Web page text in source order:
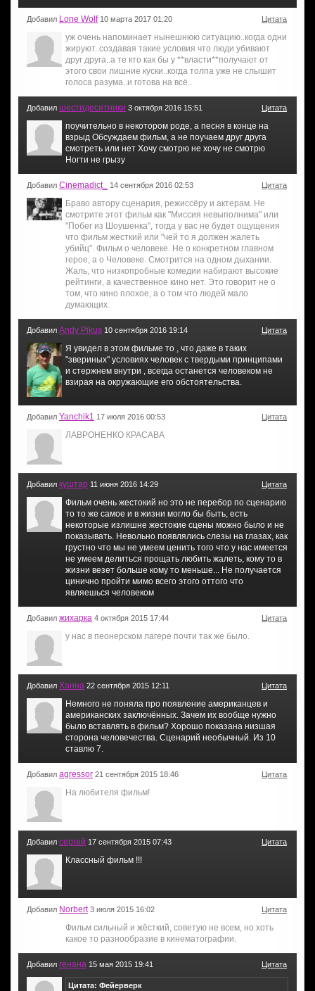
Добавил Lone Wolf10 марта 2017 01:20 Цитата
уж очень напоминает нынешнюю ситуацию..когда одни
жируют..создавая такие условия что люди убивают
друг друга..а те кто как бы у **власти**получают от
этого свои лишние куски..когда толпа уже не слышит
голоса разума..и готова на всё..
Добавил шестидесятники 3 октября 2016 15:51 Цитата
поучительно в некотором роде, а песня в конце на
взрыд Обсуждаем фильм, а не поучаем друг друга
смотреть или нет Хочу смотрю не хочу не смотрю
Ногти не грызу
Добавил Cinemadict_ 14 сентября 2016 02:53 Цитата
Браво автору сценария, режиссёру и актерам. Не
смотрите этот фильм как "Миссия невыполнима" или
"Побег из Шоушенка", тогда у вас не будет ощущения
что фильм жесткий или "чей то я должен жалеть
убийц". Фильм о человеке. Не о конкретном главном
герое, а о Человеке. Смотрится на одном дыхании.
Жаль, что низкопробные комедии набирают высокие
рейтинги, а качественное кино нет. Это говорит не о
том, что кино плохое, а о том что людей мало
думающих.
Добавил Andy Pikus 10 сентября 2016 19:14 Цитата
Я увидел в этом фильме то , что даже в таких
"звериных" условиях человек с твердыми принципами
и стержнем внутри , всегда останется человеком не
взирая на окружающие его обстоятельства.
Добавил Yanchik1 17 июля 2016 00:53 Цитата
ЛАВРОНЕНКО КРАСАВА
Добавил куштар 11 июня 2016 14:29 Цитата
Фильм очень жестокий но это не перебор по сценарию
то то же самое и в жизни могло бы быть, есть
некоторые излишне жестокие сцены можно было и не
показывать. Невольно появлялись слезы на глазах, как
грустно что мы не умеем ценить того что у нас имеется
не умеем делиться прощать любить жалеть, кому то в
жизни везет больше кому то меньше... Не получается
цинично пройти мимо всего этого оттого что
являешься человеком
Добавил жихарка 4 октября 2015 17:44 Цитата
у нас в пеонерском лагере почти так же было.
Добавил Ханна 22 сентября 2015 12:11 Цитата
Немного не поняла про появление американцев и
американских заключённых. Зачем их вообще нужно
было вставлять в фильм? Хорошо показана низшая
сторона человечества. Сценарий необычный. Из 10
ставлю 7.
Добавил agressor 21 сентября 2015 18:46 Цитата
На любителя фильм!
Добавил сергей 17 сентября 2015 07:43 Цитата
Классный фильм !!!
Добавил Norbert 3 июля 2015 16:02 Цитата
Фильм сильный и жёсткий, советую не всем, но хоть
какое то разнообразие в кинематографии.
Добавил генана 15 мая 2015 19:41 Цитата
Цитата: Фейерверк